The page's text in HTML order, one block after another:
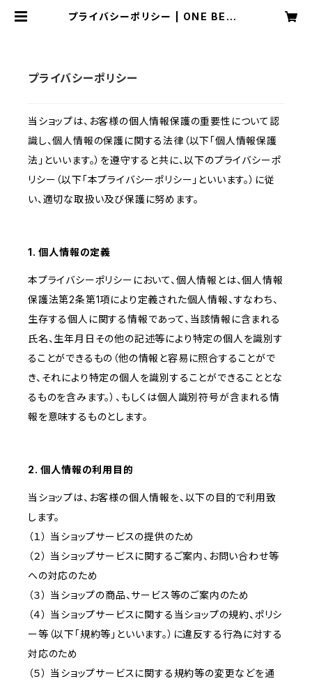
プライバシーポリシー | ONE BEAN
プライバシーポリシー
当ショップは、お客様の個人情報保護の重要性について認
識し、個人情報の保護に関する法律（以下「個人情報保護
法」といいます。）を遵守すると共に、以下のプライバシーポ
リシー（以下「本プライバシーポリシー」といいます。）に従
い、適切な取扱い及び保護に努めます。
1. 個人情報の定義
本プライバシーポリシーにおいて、個人情報とは、個人情報
保護法第2条第1項により定義された個人情報、すなわち、
生存する個人に関する情報であって、当該情報に含まれる
氏名、生年月日その他の記述等により特定の個人を識別す
ることができるもの（他の情報と容易に照合することがで
き、それにより特定の個人を識別することができることとな
るものを含みます。）、もしくは個人識別符号が含まれる情
報を意味するものとします。
2. 個人情報の利用目的
当ショップは、お客様の個人情報を、以下の目的で利用致
します。
（１） 当ショップサービスの提供のため
（２） 当ショップサービスに関するご案内、お問い合わせ等
への対応のため
（３） 当ショップの商品、サービス等のご案内のため
（４） 当ショップサービスに関する当ショップの規約、ポリシ
ー等（以下「規約等」といいます。）に違反する行為に対する
対応のため
（５） 当ショップサービスに関する規約等の変更などを通